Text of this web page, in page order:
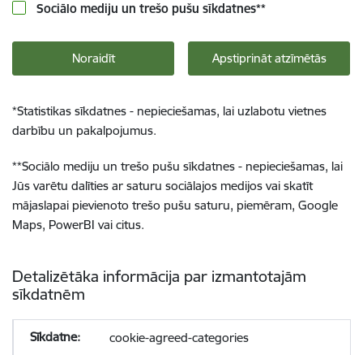
Sociālo mediju un trešo pušu sīkdatnes**
Noraidīt Apstiprināt atzīmētās
*Statistikas sīkdatnes - nepieciešamas, lai uzlabotu vietnes
darbību un pakalpojumus.
**Sociālo mediju un trešo pušu sīkdatnes - nepieciešamas, lai
Jūs varētu dalīties ar saturu sociālajos medijos vai skatīt
mājaslapai pievienoto trešo pušu saturu, piemēram, Google
Maps, PowerBI vai citus.
Detalizētāka informācija par izmantotajām
sīkdatnēm
cookie-agreed-categories